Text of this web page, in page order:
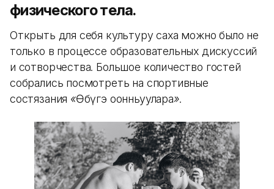
физического тела.
Открыть для себя культуру саха можно было не
только в процессе образовательных дискуссий
и сотворчества. Большое количество гостей
собрались посмотреть на спортивные
состязания «Өбүгэ оонньуулара».